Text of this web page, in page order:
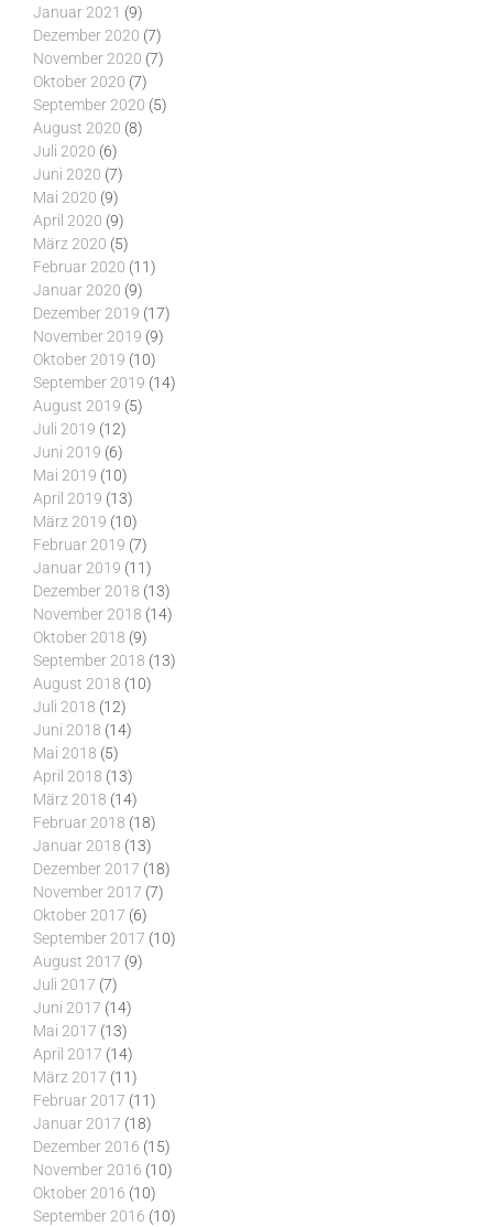
Januar 2021 (9)
Dezember 2020 (7)
November 2020 (7)
Oktober 2020 (7)
September 2020 (5)
August 2020 (8)
Juli 2020 (6)
Juni 2020 (7)
Mai 2020 (9)
April 2020 (9)
März 2020 (5)
Februar 2020 (11)
Januar 2020 (9)
Dezember 2019 (17)
November 2019 (9)
Oktober 2019 (10)
September 2019 (14)
August 2019 (5)
Juli 2019 (12)
Juni 2019 (6)
Mai 2019 (10)
April 2019 (13)
März 2019 (10)
Februar 2019 (7)
Januar 2019 (11)
Dezember 2018 (13)
November 2018 (14)
Oktober 2018 (9)
September 2018 (13)
August 2018 (10)
Juli 2018 (12)
Juni 2018 (14)
Mai 2018 (5)
April 2018 (13)
März 2018 (14)
Februar 2018 (18)
Januar 2018 (13)
Dezember 2017 (18)
November 2017 (7)
Oktober 2017 (6)
September 2017 (10)
August 2017 (9)
Juli 2017 (7)
Juni 2017 (14)
Mai 2017 (13)
April 2017 (14)
März 2017 (11)
Februar 2017 (11)
Januar 2017 (18)
Dezember 2016 (15)
November 2016 (10)
Oktober 2016 (10)
September 2016 (10)